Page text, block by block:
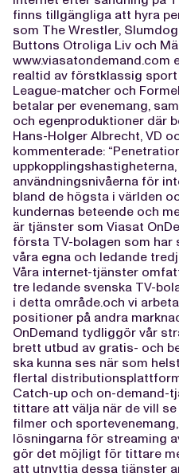
finns tillgängliga att hyra
som The Wrestler,
Buttons Otroliga Liv och
www.viasatondemand.com
realtid av förstklassig sport
League-matcher och
betalar per evenemang,
och egenproduktioner där
Hans-Holger Albrecht, VD
kommenterade:
användningsnivåerna för
bland de högsta i världen
kundernas beteende och
är tjänster som Viasat
första TV-bolagen som har
våra egna och ledande
Våra internet-tjänster
tre ledande svenska TV-
i detta område.och vi
positioner på andra
OnDemand tydliggör vår
brett utbud av gratis- och
ska kunna ses när som
flertal
Catch-up och on-
tittare att välja när de vill
filmer och
lösningarna för streaming
gör det möjligt för tittare
att utnyttja dessa tjänster